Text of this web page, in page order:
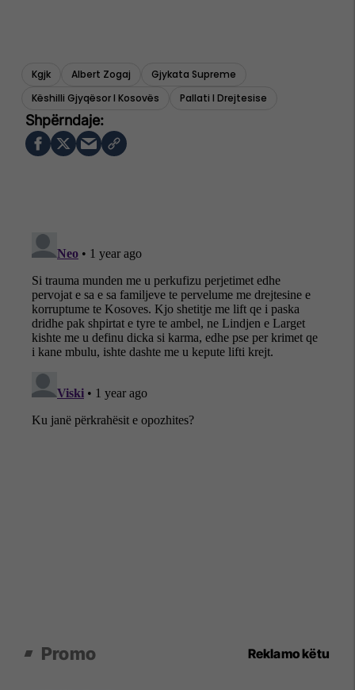
Kgjk Albert Zogaj
Gjykata Supreme
Këshilli Gjyqësor I Kosovës
Pallati I Drejtesise
Promo Reklamo këtu